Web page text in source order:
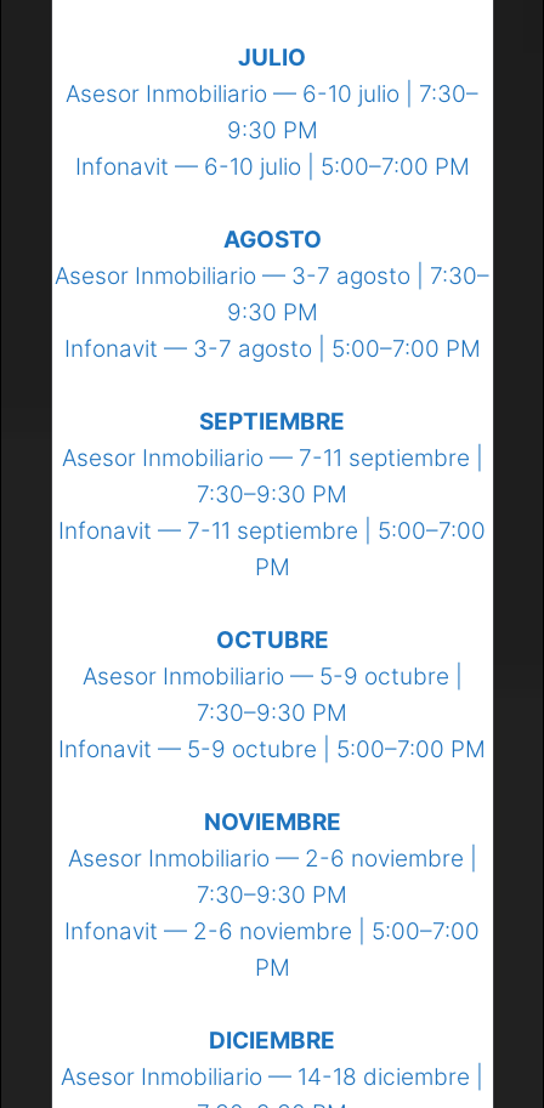
JULIO
Asesor Inmobiliario — 6-10 julio | 7:30–
9:30 PM
Infonavit — 6-10 julio | 5:00–7:00 PM
AGOSTO
Asesor Inmobiliario — 3-7 agosto | 7:30–
9:30 PM
Infonavit — 3-7 agosto | 5:00–7:00 PM
SEPTIEMBRE
Asesor Inmobiliario — 7-11 septiembre |
7:30–9:30 PM
Infonavit — 7-11 septiembre | 5:00–7:00
PM
OCTUBRE
Asesor Inmobiliario — 5-9 octubre |
7:30–9:30 PM
Infonavit — 5-9 octubre | 5:00–7:00 PM
NOVIEMBRE
Asesor Inmobiliario — 2-6 noviembre |
7:30–9:30 PM
Infonavit — 2-6 noviembre | 5:00–7:00
PM
DICIEMBRE
Asesor Inmobiliario — 14-18 diciembre |